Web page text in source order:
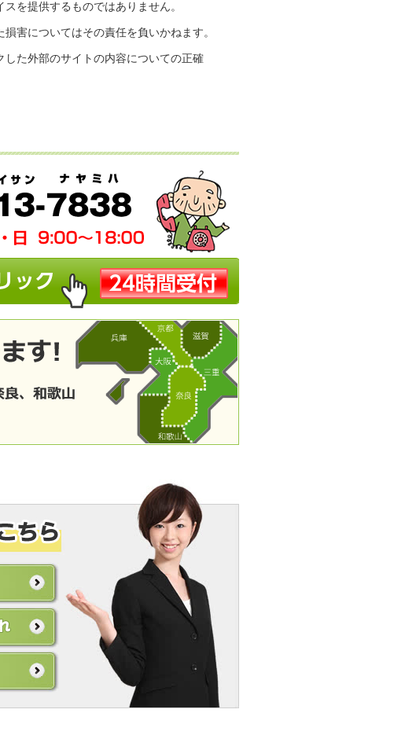
を提供するものではありません。
害についてはその責任を負いかねます。
た外部のサイトの内容についての正確